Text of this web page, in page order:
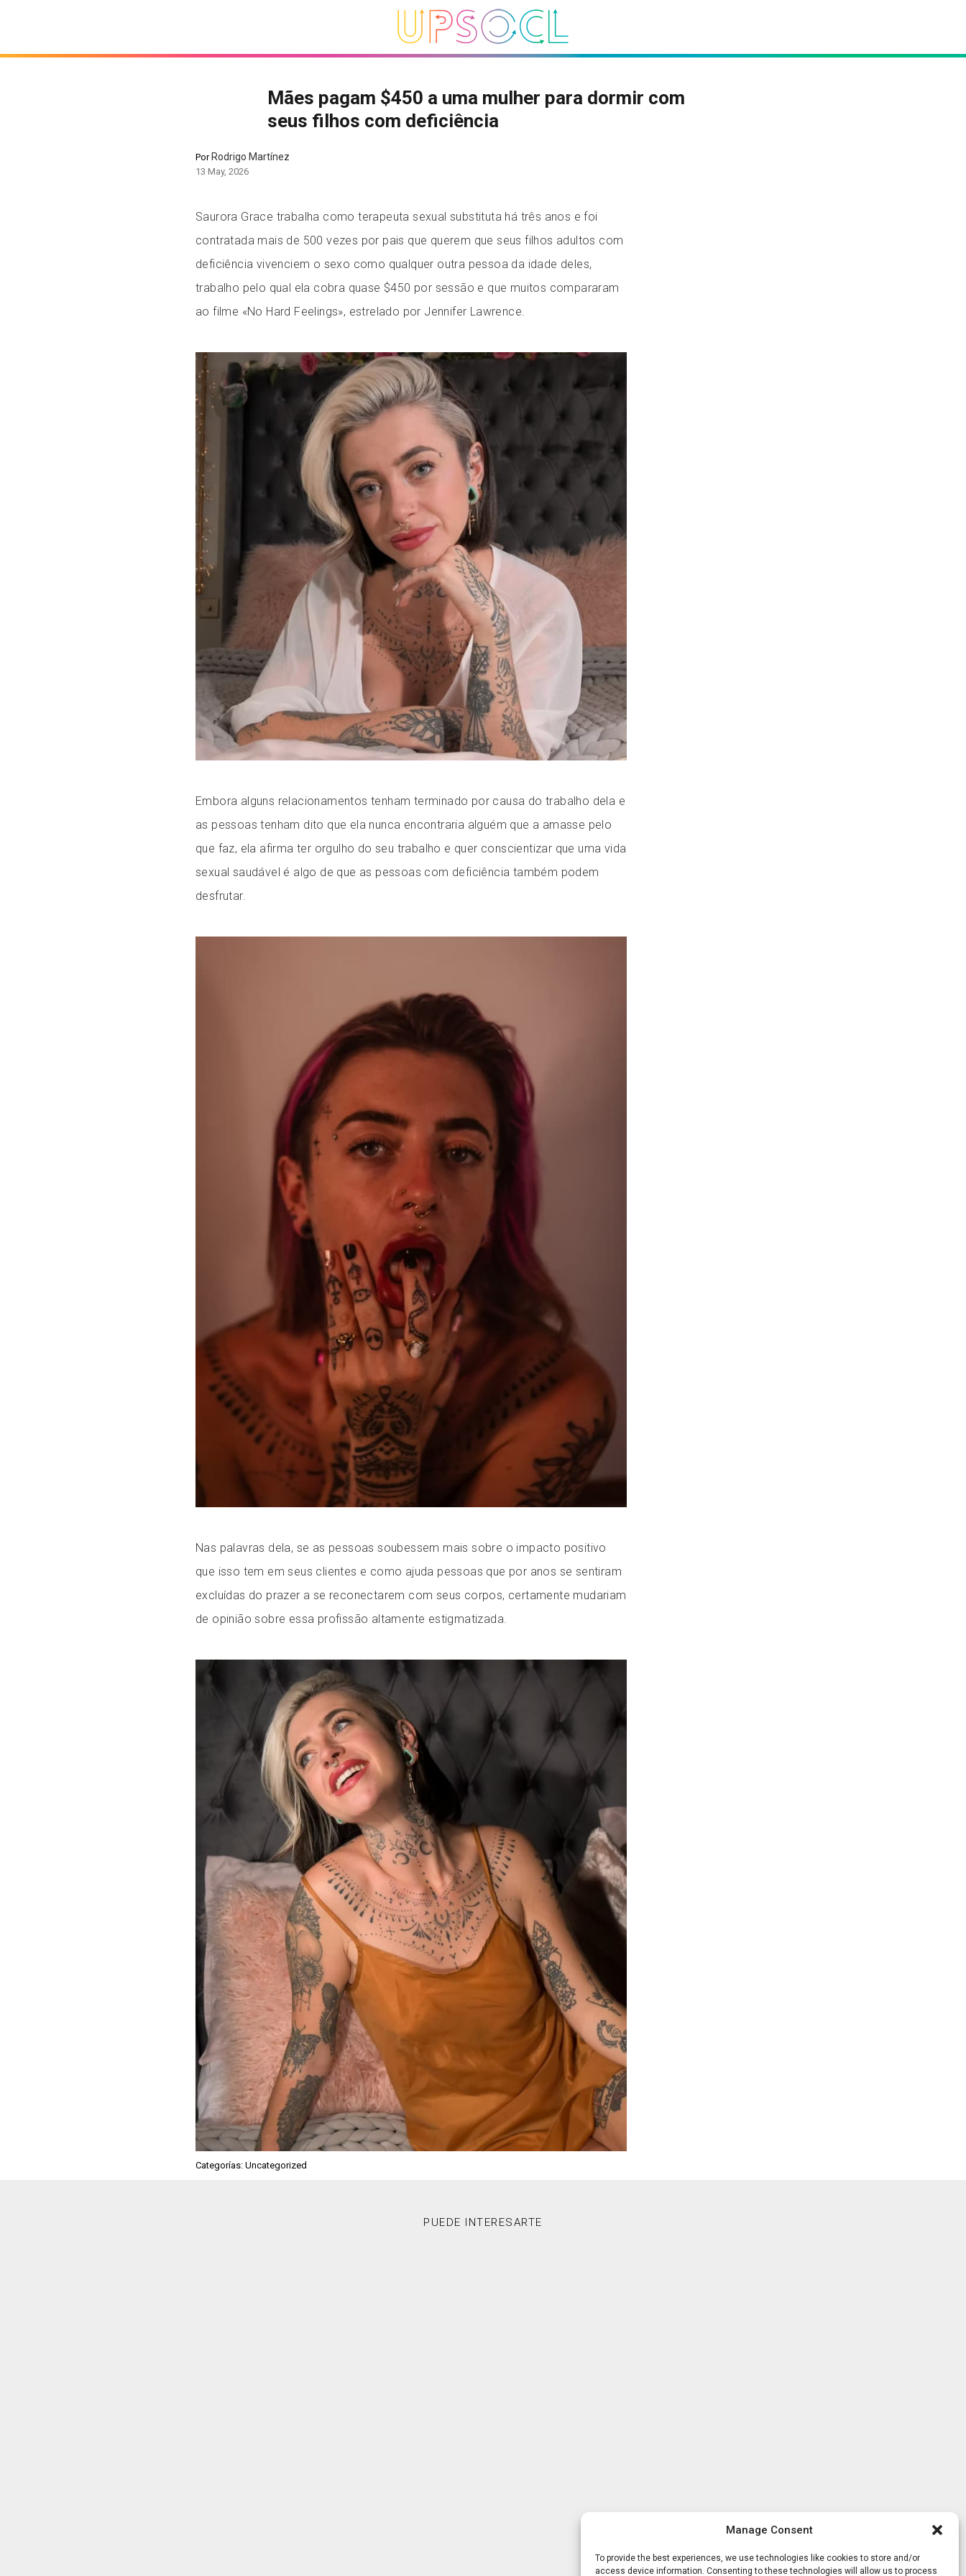
Manage Consent
To provide the best experiences, we use technologies like cookies to store and/or
access device information. Consenting to these technologies will allow us to process
Mães pagam $450 a uma mulher para dormir com
seus filhos com deficiência
PorRodrigo Martínez
13 May, 2026
Saurora Grace trabalha como terapeuta sexual substituta há três anos e foi
contratada mais de 500 vezes por pais que querem que seus filhos adultos com
deficiência vivenciem o sexo como qualquer outra pessoa da idade deles,
trabalho pelo qual ela cobra quase $450 por sessão e que muitos compararam
ao filme «No Hard Feelings», estrelado por Jennifer Lawrence.
Embora alguns relacionamentos tenham terminado por causa do trabalho dela e
as pessoas tenham dito que ela nunca encontraria alguém que a amasse pelo
que faz, ela afirma ter orgulho do seu trabalho e quer conscientizar que uma vida
sexual saudável é algo de que as pessoas com deficiência também podem
desfrutar.
Nas palavras dela, se as pessoas soubessem mais sobre o impacto positivo
que isso tem em seus clientes e como ajuda pessoas que por anos se sentiram
excluídas do prazer a se reconectarem com seus corpos, certamente mudariam
de opinião sobre essa profissão altamente estigmatizada.
Categorías: Uncategorized
PUEDE INTERESARTE